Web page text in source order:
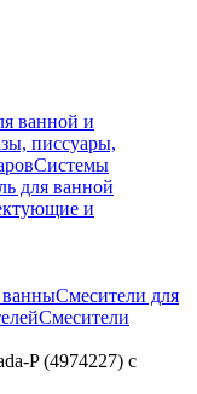
ванной и
писсуары,
Системы
для ванной
и
ванныСмесители для
Смесители
P (4974227) с